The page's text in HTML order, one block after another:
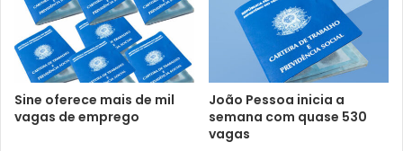
Sine oferece mais de mil
vagas de emprego
João Pessoa inicia a
semana com quase 530
vagas